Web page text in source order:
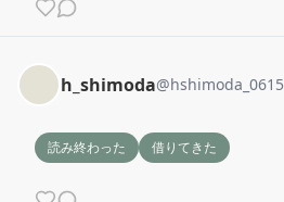
h_shimoda@hshimoda_0615
読み終わった 借りてきた